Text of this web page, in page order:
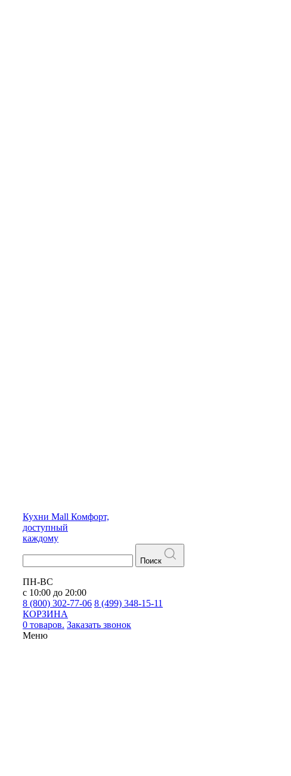
Кухни Mall Комфорт,
доступный
каждому
Поиск
ПН-ВС
с 10:00 до 20:00
8 (800) 302-77-06 8 (499) 348-15-11
КОРЗИНА
0 товаров. Заказать звонок
Меню